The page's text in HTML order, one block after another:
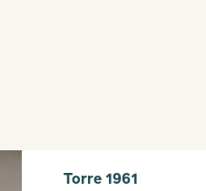
Torre 1961